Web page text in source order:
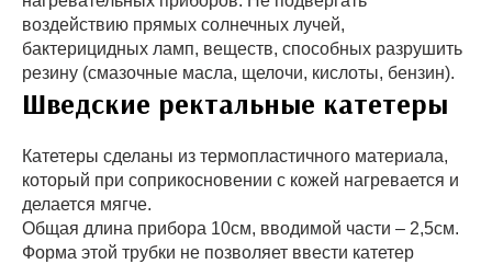
воздействию прямых солнечных лучей,
бактерицидных ламп, веществ, способных разрушить
резину (смазочные масла, щелочи, кислоты, бензин).
Шведские ректальные катетеры
Катетеры сделаны из термопластичного материала,
который при соприкосновении с кожей нагревается и
делается мягче.
Общая длина прибора 10см, вводимой части – 2,5см.
Форма этой трубки не позволяет ввести катетер